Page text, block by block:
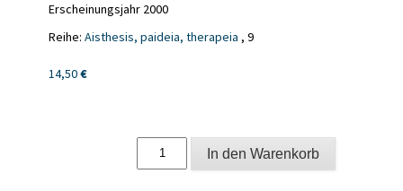
Erscheinungsjahr 2000
Reihe: Aisthesis, paideia, therapeia , 9
14,50€
aisthetische
In den Warenkorb